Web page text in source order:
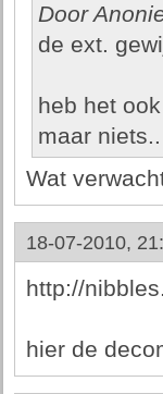
Door
de ext.
heb het
maar niets..
Wat
18-07-2010,
http://
hier de